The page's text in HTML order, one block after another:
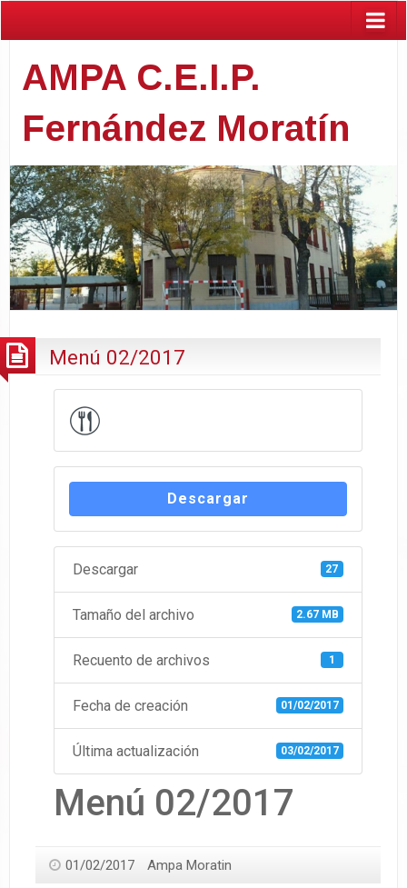
AMPA C.E.I.P.
Fernández Moratín
Menú 02/2017
Descargar
Descargar 27
Tamaño del archivo 2.67 MB
Recuento de archivos 1
Fecha de creación 01/02/2017
Última actualización 03/02/2017
Menú 02/2017
01/02/2017 Ampa Moratin